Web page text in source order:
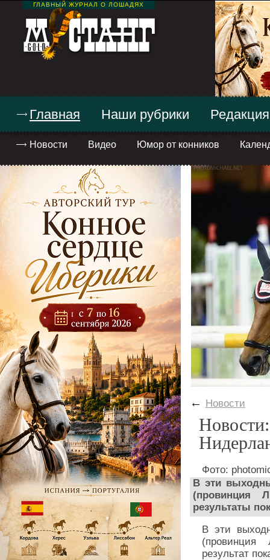
ГЛАВНЫЙ ЖУРНАЛ О ЛОШАДЯХ
Главная
Новости Видео Юмор от конников
Наши рубрики Редакция
← Новости
Фото:
В эти
(провинция
результаты
В эти
(провинция
результат